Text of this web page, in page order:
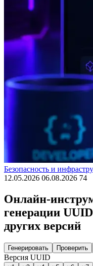
Безопасность и
12.05.2026 06.08.2026 74
Онлайн-
генерации
других версий
Генерировать Проверить
Версия UUID